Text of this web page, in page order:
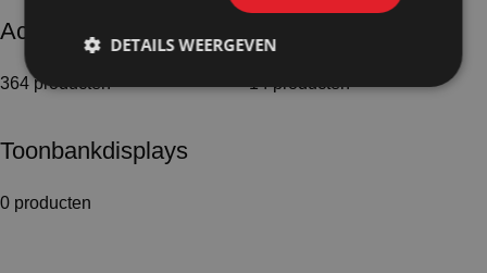
Accessoires
364 producten 14 producten
Toonbankdisplays
0 producten
DETAILS WEERGEVEN